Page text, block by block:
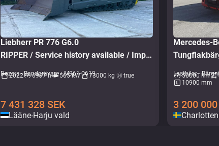
Liebherr PR 776 G6.0
RIPPER / Service history available / Imported from Iceland
Dozers - Bandgrävare • M961-0619
2022 6997 h 565 kW 73000 kg true
7 431 328 SEK
Lääne-Harju vald
Mercedes-
Lastbilar -
50000 km
10900 mm
3 200 000